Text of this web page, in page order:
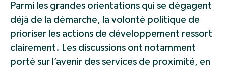
Parmi les grandes orientations qui se dégagent
déjà de la démarche, la volonté politique de
prioriser les actions de développement ressort
clairement. Les discussions ont notamment
porté sur l’avenir des services de proximité, en